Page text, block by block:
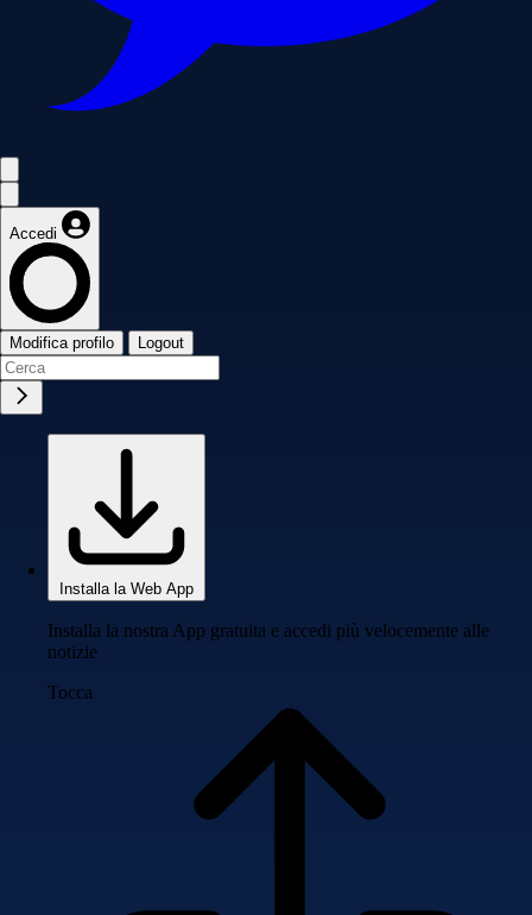
Accedi
Modifica profilo Logout
Installa la Web App
Installa la nostra App gratuita e accedi più velocemente alle
notizie
Tocca